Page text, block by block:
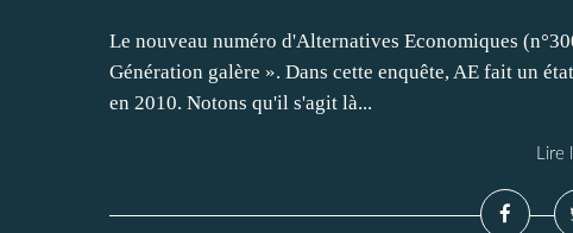
Le nouveau numéro d'Alternatives Economiques
Génération galère ». Dans cette enquête, AE fait un
en 2010. Notons qu'il s'agit là...
Lire